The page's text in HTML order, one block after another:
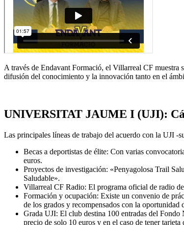
A través de Endavant Formació, el Villarreal CF muestra
difusión del conocimiento y la innovación tanto en el
UNIVERSITAT JAUME I (UJI):
Las principales líneas de trabajo del acuerdo con la UJI -
Becas a deportistas de élite: Con varias
euros.
Proyectos de investigación: «Penyagolosa Trail
Saludable».
Villarreal CF Radio: El programa oficial de radio
Formación y ocupación: Existe un convenio de
de los grados y recompensados con la
Grada UJI: El club destina 100 entradas del
precio de solo 10 euros y en el caso de tener